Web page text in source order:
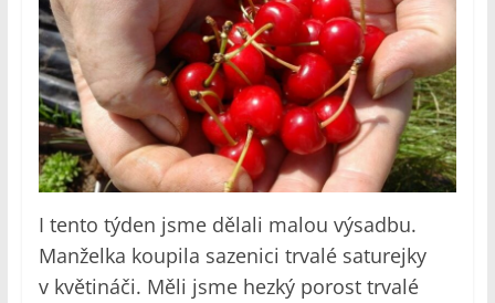
I tento týden jsme dělali malou výsadbu.
Manželka koupila sazenici trvalé saturejky
v květináči. Měli jsme hezký porost trvalé